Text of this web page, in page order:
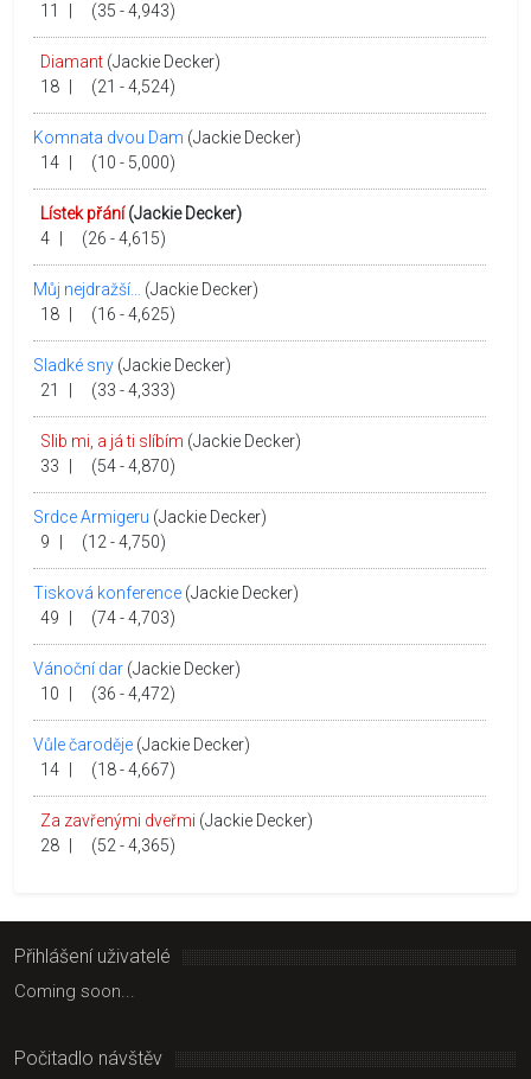
11
(35 - 4,943)
Diamant(Jackie Decker)
18
(21 - 4,524)
Komnata dvou Dam (Jackie Decker)
14
(10 - 5,000)
Lístek přání(Jackie Decker)
4
(26 - 4,615)
Můj nejdražší… (Jackie Decker)
18
(16 - 4,625)
Sladké sny (Jackie Decker)
21
(33 - 4,333)
Slib mi, a já ti slíbím (Jackie Decker)
33
(54 - 4,870)
Srdce Armigeru (Jackie Decker)
9
(12 - 4,750)
Tisková konference (Jackie Decker)
49
(74 - 4,703)
Vánoční dar (Jackie Decker)
10
(36 - 4,472)
Vůle čaroděje (Jackie Decker)
14
(18 - 4,667)
Za zavřenými dveřmi (Jackie Decker)
28
(52 - 4,365)
Přihlášení uživatelé
Coming soon...
Počitadlo návštěv